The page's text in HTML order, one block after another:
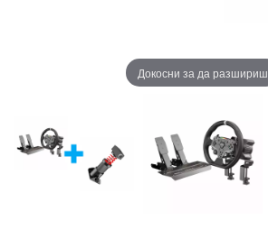
Докосни за да разшириш